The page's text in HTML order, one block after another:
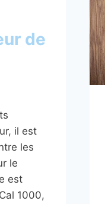
de
il est
les
le
est
1000,